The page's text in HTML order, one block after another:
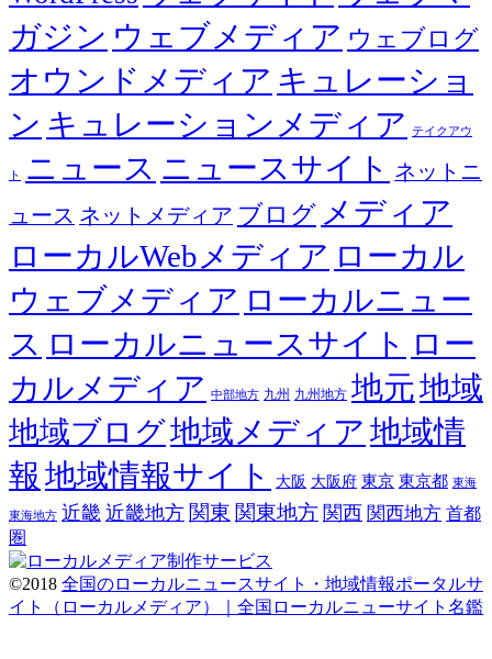
ガジン ウェブメディア ウェブログ
オウンドメディア キュレーショ
ン キュレーションメディア テイクアウ
ト ニュース ニュースサイト ネットニ
ュース ネットメディア ブログ メディア
ローカルWebメディア ローカル
ウェブメディア ローカルニュー
ス ローカルニュースサイト ロー
カルメディア 中部地方 九州 九州地方 地元地域
地域ブログ地域メディア 地域情
報 地域情報サイト 大阪 大阪府 東京 東京都 東海
東海地方 近畿 近畿地方 関東 関東地方 関西 関西地方 首都
圏
©2018 全国のローカルニュースサイト・地域情報ポータルサ
イト（ローカルメディア）｜全国ローカルニューサイト名鑑